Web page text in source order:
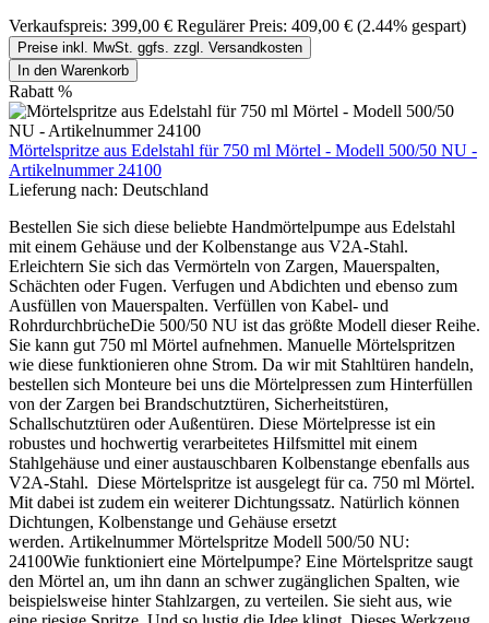
Verkaufspreis: 399,00 € Regulärer Preis: 409,00 € (2.44% gespart)
Preise inkl. MwSt. ggfs. zzgl. Versandkosten
In den Warenkorb
Rabatt %
Mörtelspritze aus Edelstahl für 750 ml Mörtel - Modell 500/50 NU -
Artikelnummer 24100
Lieferung nach: Deutschland
Bestellen Sie sich diese beliebte Handmörtelpumpe aus Edelstahl
mit einem Gehäuse und der Kolbenstange aus V2A-Stahl.
Erleichtern Sie sich das Vermörteln von Zargen, Mauerspalten,
Schächten oder Fugen. Verfugen und Abdichten und ebenso zum
Ausfüllen von Mauerspalten. Verfüllen von Kabel- und
RohrdurchbrücheDie 500/50 NU ist das größte Modell dieser Reihe.
Sie kann gut 750 ml Mörtel aufnehmen. Manuelle Mörtelspritzen
wie diese funktionieren ohne Strom. Da wir mit Stahltüren handeln,
bestellen sich Monteure bei uns die Mörtelpressen zum Hinterfüllen
von der Zargen bei Brandschutztüren, Sicherheitstüren,
Schallschutztüren oder Außentüren. Diese Mörtelpresse ist ein
robustes und hochwertig verarbeitetes Hilfsmittel mit einem
Stahlgehäuse und einer austauschbaren Kolbenstange ebenfalls aus
V2A-Stahl. Diese Mörtelspritze ist ausgelegt für ca. 750 ml Mörtel.
Mit dabei ist zudem ein weiterer Dichtungssatz. Natürlich können
Dichtungen, Kolbenstange und Gehäuse ersetzt
werden. Artikelnummer Mörtelspritze Modell 500/50 NU:
24100Wie funktioniert eine Mörtelpumpe? Eine Mörtelspritze saugt
den Mörtel an, um ihn dann an schwer zugänglichen Spalten, wie
beispielsweise hinter Stahlzargen, zu verteilen. Sie sieht aus, wie